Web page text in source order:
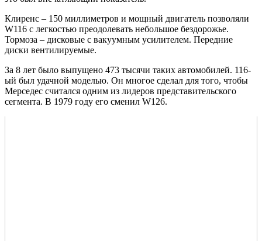
Клиренс – 150 миллиметров и мощный двигатель позволяли
W116 с легкостью преодолевать небольшое бездорожье.
Тормоза – дисковые с вакуумным усилителем. Передние
диски вентилируемые.
За 8 лет было выпущено 473 тысячи таких автомобилей. 116-
ый был удачной моделью. Он многое сделал для того, чтобы
Мерседес считался одним из лидеров представительского
сегмента. В 1979 году его сменил W126.